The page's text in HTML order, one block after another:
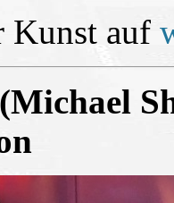
Kunst auf